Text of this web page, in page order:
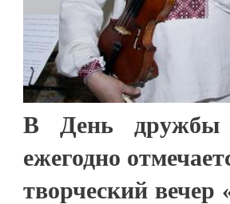
В День дружбы
ежегодно
творческий вечер